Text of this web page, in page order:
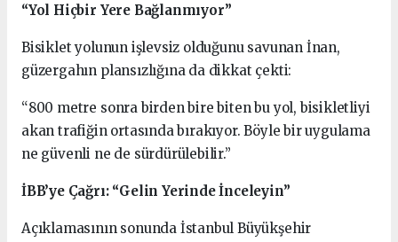
“Yol Hiçbir Yere Bağlanmıyor”
Bisiklet yolunun işlevsiz olduğunu savunan İnan,
güzergahın plansızlığına da dikkat çekti:
“800 metre sonra birden bire biten bu yol, bisikletliyi
akan trafiğin ortasında bırakıyor. Böyle bir uygulama
ne güvenli ne de sürdürülebilir.”
İBB’ye Çağrı: “Gelin Yerinde İnceleyin”
Açıklamasının sonunda İstanbul Büyükşehir